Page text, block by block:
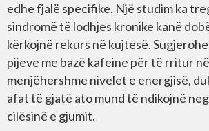
edhe fjalë specifike. Një studim ka
sindromë të lodhjes kronike kanë
kërkojnë rekurs në kujtesë.
pijeve me bazë kafeine për të rritur
menjëhershme nivelet e energjisë,
afat të gjatë ato mund të ndikojnë
cilësinë e gjumit.